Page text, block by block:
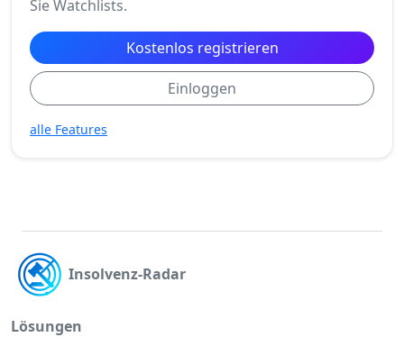
Sie Watchlists.
Kostenlos registrieren
Einloggen
alle Features
Insolvenz-Radar
Lösungen